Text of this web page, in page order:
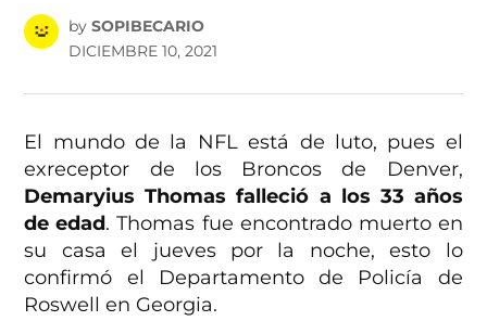
by SOPIBECARIO
DICIEMBRE 10, 2021
El mundo de la NFL está de luto, pues el
exreceptor de los Broncos de Denver,
Demaryius Thomas falleció a los 33 años
de edad. Thomas fue encontrado muerto en
su casa el jueves por la noche, esto lo
confirmó el Departamento de Policía de
Roswell en Georgia.